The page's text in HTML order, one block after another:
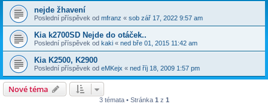
nejde žhavení
Poslední příspěvek od mfranz « sob zář 17, 2022 9:57 am
Kia k2700SD Nejde do otáček..
Poslední příspěvek od kaki « ned bře 01, 2015 11:42 am
Kia K2500, K2900
Poslední příspěvek od eMKejx « ned říj 18, 2009 1:57 pm
Nové téma
3 témata • Stránka 1 z 1